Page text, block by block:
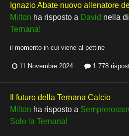
Ignazio Abate nuovo allenatore
Milton ha risposto a David nella
Ternana!
il momento in cui viene al pettine
11 Novembre 2024 1.778
Il futuro della Ternana Calcio
Milton ha risposto a
Solo la Ternana!